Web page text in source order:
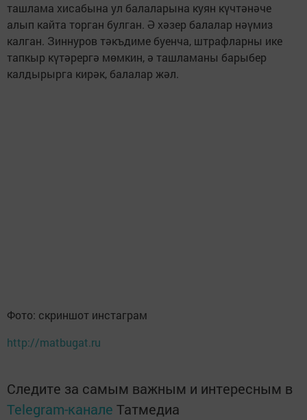
ташлама хисабына ул балаларына куян күчтәнәче
алып кайта торган булган. Ә хәзер балалар нәүмиз
калган. Зиннуров тәкъдиме буенча, штрафларны ике
тапкыр күтәрергә мөмкин, ә ташламаны барыбер
калдырырга кирәк, балалар жәл.
Фото: скриншот инстаграм
http://matbugat.ru
Следите за самым важным и интересным в
Telegram-канале Татмедиа